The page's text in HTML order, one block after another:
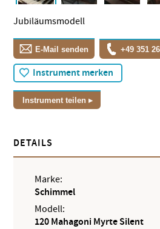
Jubiläumsmodell
E-Mail senden +49 351
Instrument merken
Instrument teilen
DETAILS
Marke:
Schimmel
Modell:
120 Mahagoni Myrte Silent